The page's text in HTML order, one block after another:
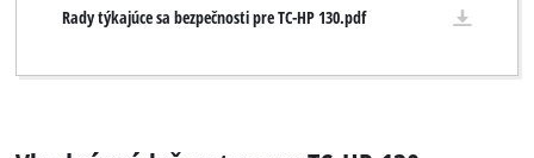
Rady týkajúce sa bezpečnosti pre TC-HP 130.pdf